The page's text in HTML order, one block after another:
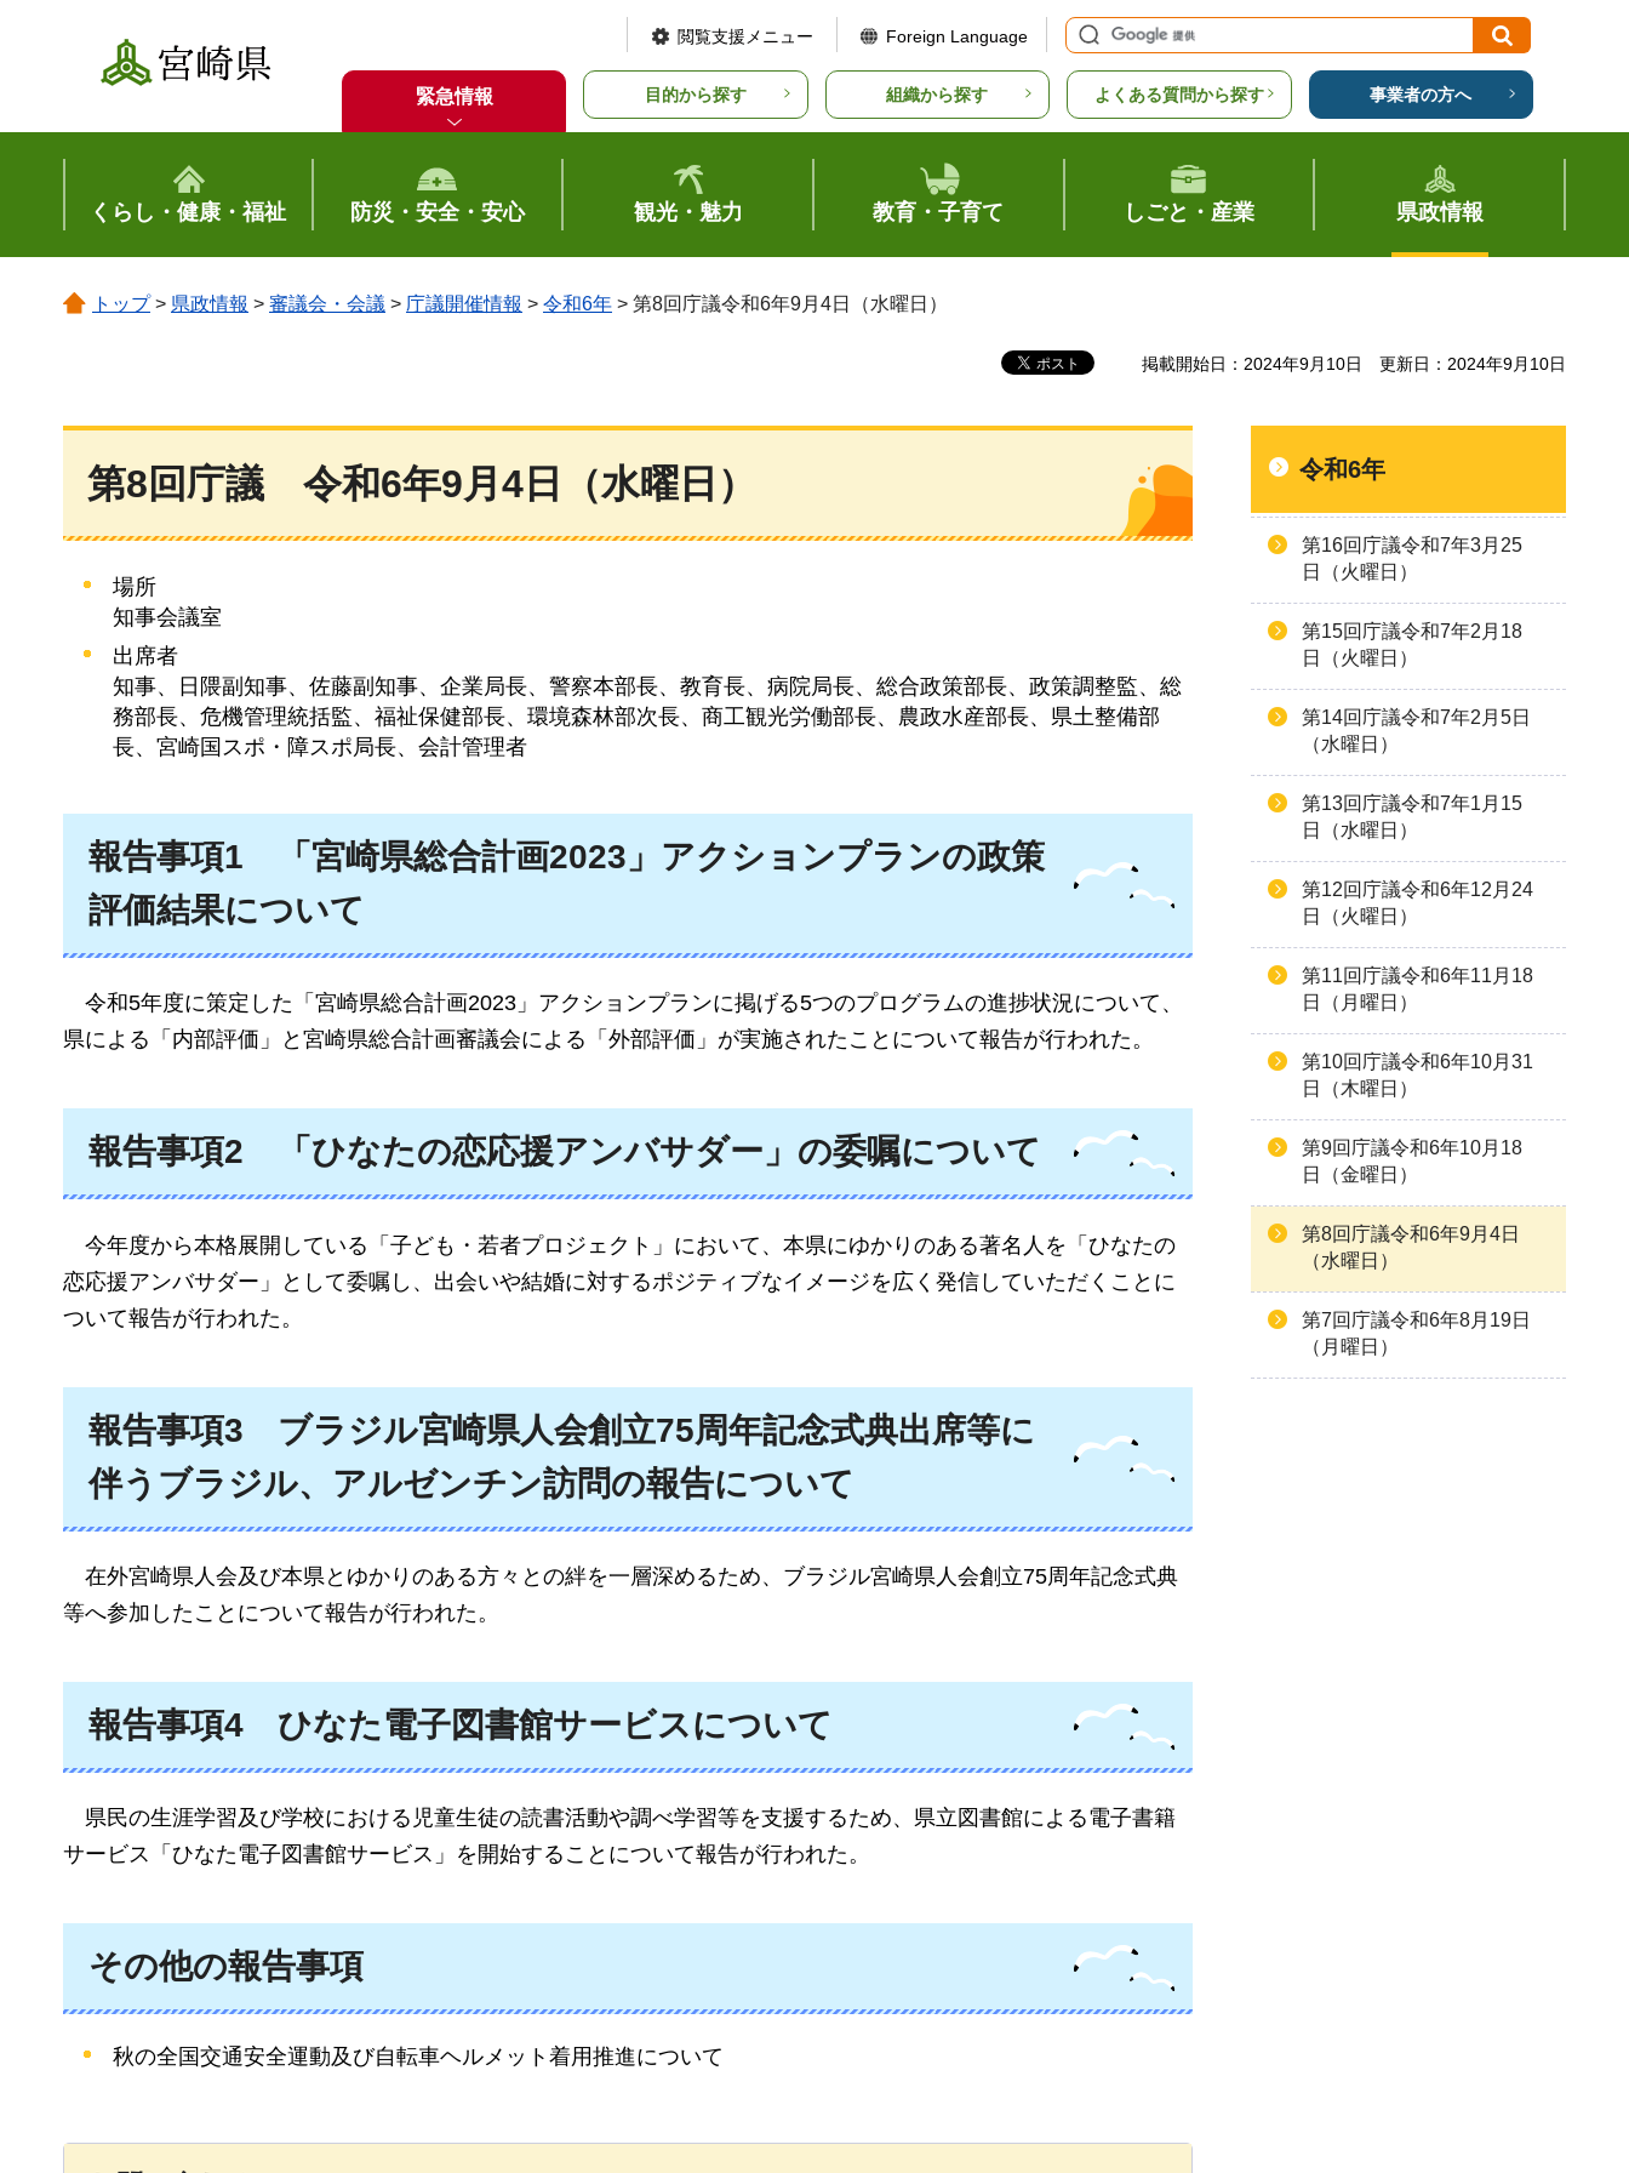
宮崎県
閲覧支援メニュー Foreign Language
緊急情報 目的から探す 組織から探す よくある質問から探す 事業者の方へ
くらし・健康・福祉 防災・安全・安心 観光・魅力 教育・子育て しごと・産業 県政情報
トップ> 県政情報 > 審議会・会議 > 庁議開催情報 > 令和6年 > 第8回庁議令和6年9月4日（水曜日）
掲載開始日：2024年9月10日 更新日：2024年9月10日
第8回庁議 令和6年9月4日（水曜日）
場所
知事会議室
出席者
知事、日隈副知事、佐藤副知事、企業局長、警察本部長、教育長、病院局長、総合政策部長、政策調整監、総
務部長、危機管理統括監、福祉保健部長、環境森林部次長、商工観光労働部長、農政水産部長、県土整備部
長、宮崎国スポ・障スポ局長、会計管理者
報告事項1
「宮崎県総合計画2023」アクションプランの政策
評価結果について
令和5年度に策定した「宮崎県総合計画2023」アクションプランに掲げる5つのプログラムの進捗状況について、
県による「内部評価」と宮崎県総合計画審議会による「外部評価」が実施されたことについて報告が行われた。
報告事項2 「ひなたの恋応援アンバサダー」の委嘱について
今年度から本格展開している「子ども・若者プロジェクト」において、本県にゆかりのある著名人を「ひなたの
恋応援アンバサダー」として委嘱し、出会いや結婚に対するポジティブなイメージを広く発信していただくことに
ついて報告が行われた。
報告事項3
ブラジル宮崎県人会創立75周年記念式典出席等に
伴うブラジル、アルゼンチン訪問の報告について
在外宮崎県人会及び本県とゆかりのある方々との絆を一層深めるため、ブラジル宮崎県人会創立75周年記念式典
等へ参加したことについて報告が行われた。
報告事項4 ひなた電子図書館サービスについて
県民の生涯学習及び学校における児童生徒の読書活動や調べ学習等を支援するため、県立図書館による電子書籍
サービス「ひなた電子図書館サービス」を開始することについて報告が行われた。
その他の報告事項
秋の全国交通安全運動及び自転車ヘルメット着用推進について
令和6年
第16回庁議令和7年3月25
日（火曜日）
第15回庁議令和7年2月18
日（火曜日）
第14回庁議令和7年2月5日
（水曜日）
第13回庁議令和7年1月15
日（水曜日）
第12回庁議令和6年12月24
日（火曜日）
第11回庁議令和6年11月18
日（月曜日）
第10回庁議令和6年10月31
日（木曜日）
第9回庁議令和6年10月18
日（金曜日）
第8回庁議令和6年9月4日
（水曜日）
第7回庁議令和6年8月19日
（月曜日）